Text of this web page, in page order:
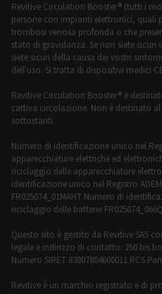
Revitive Circulation Booster® (tutti i
persone con impianti elettronici, quali
trombosi venosa profonda o che
stato di gravidanza. Se non siete
siete sicuri della causa dei vostri
dell'uso. Si tratta di dispositivi medici
Revitive Circulation Booster® è
cattiva circolazione. Non è destinato
sottostanti.
Numero di identificazione unico nel
apparecchiature elettriche ed
riciclaggio delle apparecchiature
identificazione unico nel Registro
FR025074_01MAHT Numero di
riciclaggio delle batterie
Questo sito è gestito da Revitive SAS
legale e indirizzo di contatto: 250 bis
Numero SIRET 83807804600011 RCS
Revitive è un marchio registrato e di